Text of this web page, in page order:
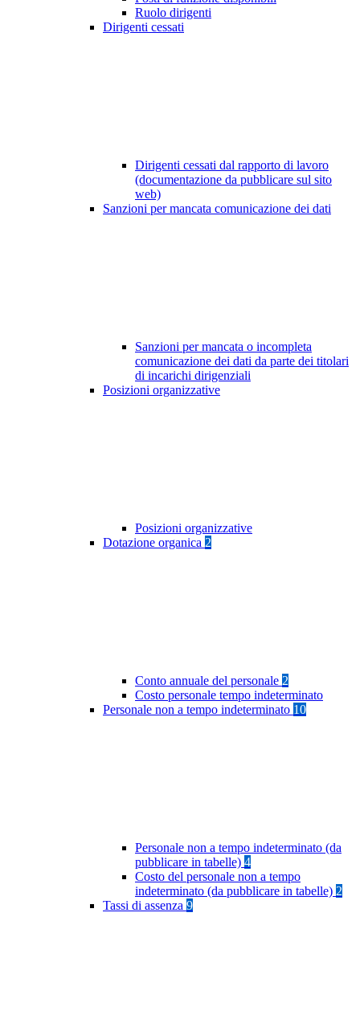
Ruolo dirigenti
Dirigenti cessati
Dirigenti cessati dal rapporto di lavoro
(documentazione da pubblicare sul sito
web)
Sanzioni per mancata comunicazione dei dati
Sanzioni per mancata o incompleta
comunicazione dei dati da parte dei titolari
di incarichi dirigenziali
Posizioni organizzative
Posizioni organizzative
Dotazione organica 2
Conto annuale del personale 2
Costo personale tempo indeterminato
Personale non a tempo indeterminato 10
Personale non a tempo indeterminato (da
pubblicare in tabelle) 4
Costo del personale non a tempo
indeterminato (da pubblicare in tabelle) 2
Tassi di assenza 9